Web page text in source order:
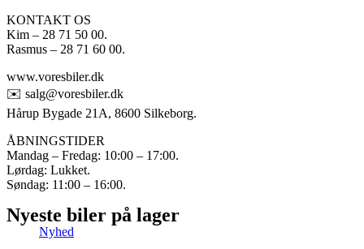
KONTAKT OS
Kim – 28 71 50 00.
Rasmus – 28 71 60 00.
www.voresbiler.dk
✉️ salg@voresbiler.dk
Hårup Bygade 21A, 8600 Silkeborg.
ÅBNINGSTIDER
Mandag – Fredag: 10:00 – 17:00.
Lørdag: Lukket.
Søndag: 11:00 – 16:00.
Nyeste biler på lager
Nyhed